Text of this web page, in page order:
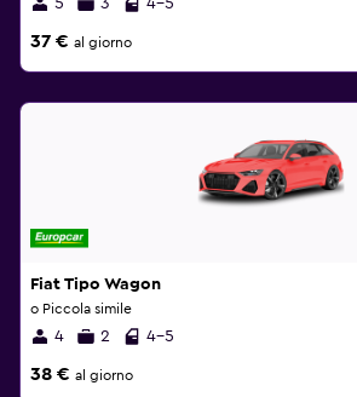
5 3 4-5
37 € al giorno
Fiat Tipo Wagon
o Piccola simile
4 2 4-5
38 € al giorno